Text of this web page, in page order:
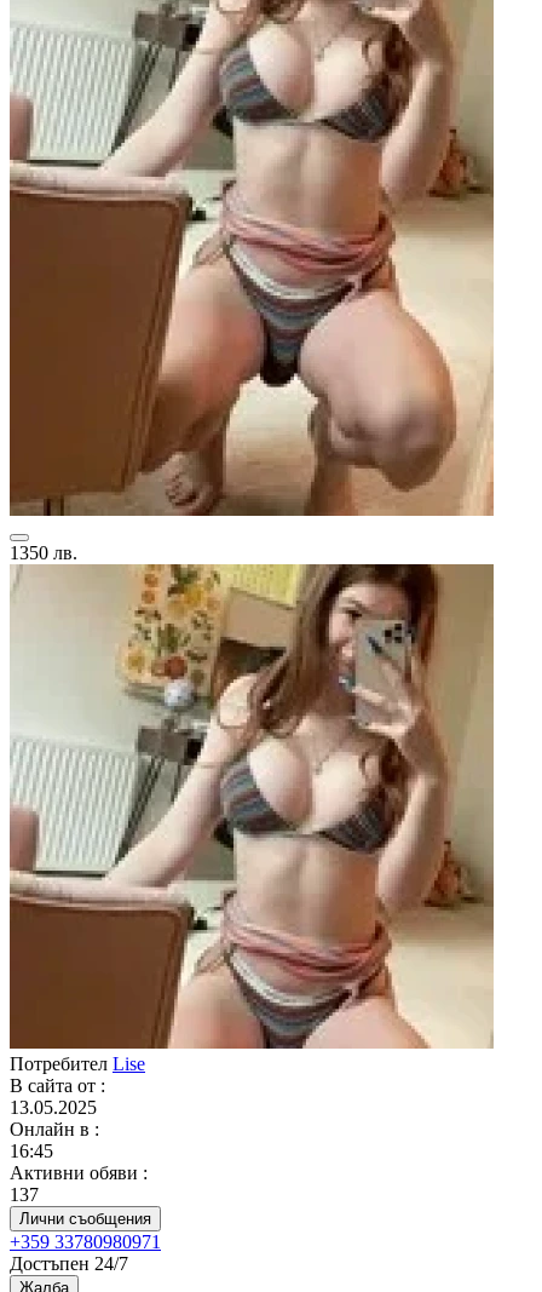
1350 лв.
Потребител Lise
В сайта от :
13.05.2025
Онлайн в :
16:45
Активни обяви :
137
Лични съобщения
+359 33780980971
Достъпен 24/7
Жалба